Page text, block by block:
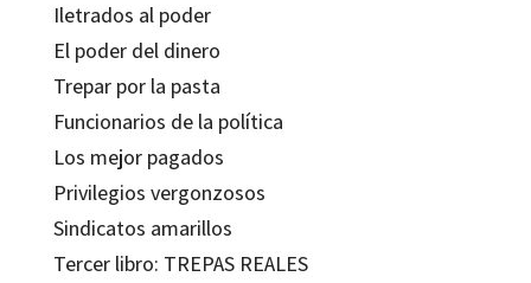
Iletrados al poder
El poder del dinero
Trepar por la pasta
Funcionarios de la política
Los mejor pagados
Privilegios vergonzosos
Sindicatos amarillos
Tercer libro: TREPAS REALES